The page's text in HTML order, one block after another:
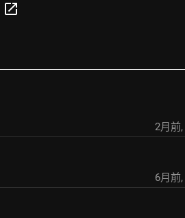
open_in_new
2月前,
6月前,